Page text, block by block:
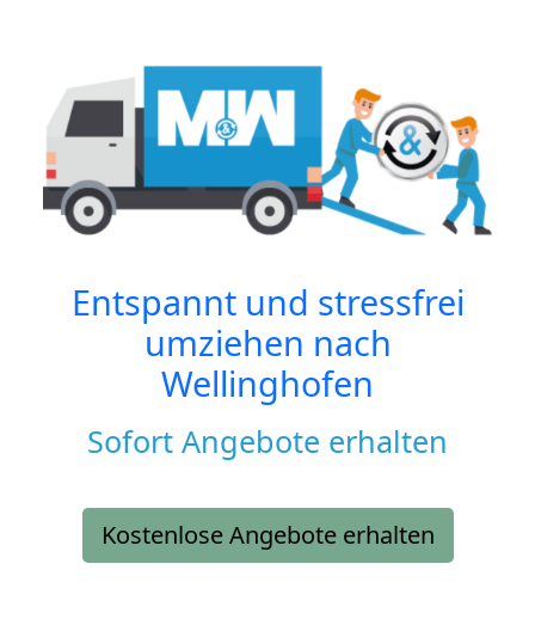
Entspannt und stressfrei
umziehen nach
Wellinghofen
Sofort Angebote erhalten
Kostenlose Angebote erhalten